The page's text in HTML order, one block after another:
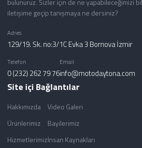
bulunuruz. Sizler için de ne yapabileceğimizi
iletişime geçip tanışmaya ne dersiniz?
Adres
129/19. Sk. no:3/1C Evka 3 Bornova İzmir
Telefon
0 (232) 262 79 76
Email
info@motodaytona.com
Site içi Bağlantılar
Hakkımızda
Ürünlerimiz
Hizmetlerimiz
Video Galeri
Bayilerimiz
İnsan Kaynakları